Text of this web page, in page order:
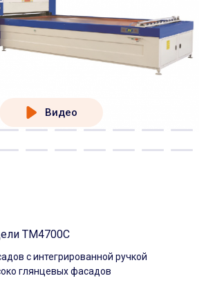
Видео
TM4700C
с интегрированной ручкой
глянцевых фасадов